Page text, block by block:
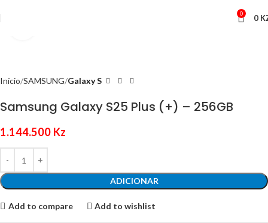
0 0
Início SAMSUNG Galaxy S
Samsung Galaxy S25 Plus (+) – 256GB
1.144.500 Kz
ADICIONAR
Add to compare Add to wishlist